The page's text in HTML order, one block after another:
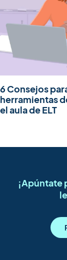
6 Consejos
herramientas
el aula de ELT
¡Apúntate